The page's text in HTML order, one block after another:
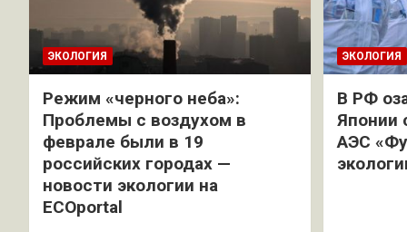
ЭКОЛОГИЯ
Режим «черного неба»:
Проблемы с воздухом в
феврале были в 19
российских городах —
новости экологии на
ECOportal
ЭКОЛОГИЯ
В РФ
Японии
АЭС